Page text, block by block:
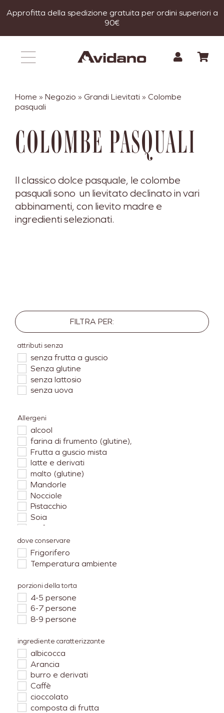
Approfitta della spedizione gratuita per ordini superiori a
90€
Home » Negozio » Grandi Lievitati » Colombe
pasquali
COLOMBE PASQUALI
Il classico dolce pasquale, le colombe
pasquali sono un lievitato declinato in vari
abbinamenti, con lievito madre e
ingredienti selezionati.
FILTRA PER:
attributi senza
senza frutta a guscio
Senza glutine
senza lattosio
senza uova
Allergeni
alcool
farina di frumento (glutine),
Frutta a guscio mista
latte e derivati
malto (glutine)
Mandorle
Nocciole
Pistacchio
Soia
Solfiti
uova
dove conservare
Frigorifero
Temperatura ambiente
porzioni della torta
4-5 persone
6-7 persone
8-9 persone
ingrediente caratterizzante
albicocca
Arancia
burro e derivati
Caffè
cioccolato
composta di frutta